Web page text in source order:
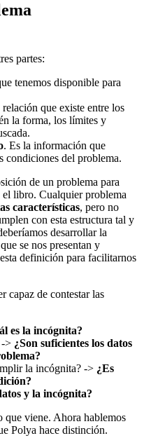
partes:
tenemos disponible para
que existe entre los
la forma, los límites y
. Es la información que
condiciones del problema.
de un problema para
el libro. Cualquier problema
características, pero no
con esta estructura tal y
desarrollar la
se nos presentan y
definición para facilitarnos
capaz de contestar las
es la incógnita?
-> ¿Son suficientes los datos
la incógnita? -> ¿Es
y la incógnita?
que viene. Ahora hablemos
Polya hace distinción.